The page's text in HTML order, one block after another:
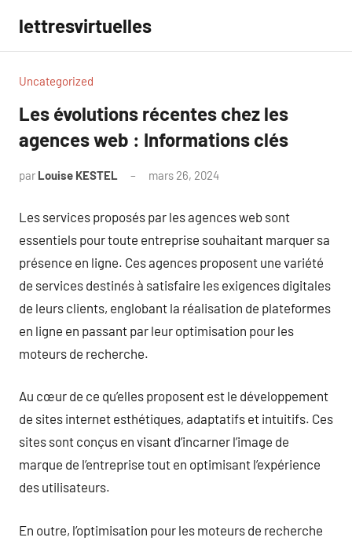
contenu
lettresvirtuelles
Uncategorized
Les évolutions récentes chez les
agences web : Informations clés
par Louise KESTEL mars 26, 2024
Les services proposés par les agences web sont
essentiels pour toute entreprise souhaitant marquer sa
présence en ligne. Ces agences proposent une variété
de services destinés à satisfaire les exigences digitales
de leurs clients, englobant la réalisation de plateformes
en ligne en passant par leur optimisation pour les
moteurs de recherche.
Au cœur de ce qu’elles proposent est le développement
de sites internet esthétiques, adaptatifs et intuitifs. Ces
sites sont conçus en visant d’incarner l’image de
marque de l’entreprise tout en optimisant l’expérience
des utilisateurs.
En outre, l’optimisation pour les moteurs de recherche